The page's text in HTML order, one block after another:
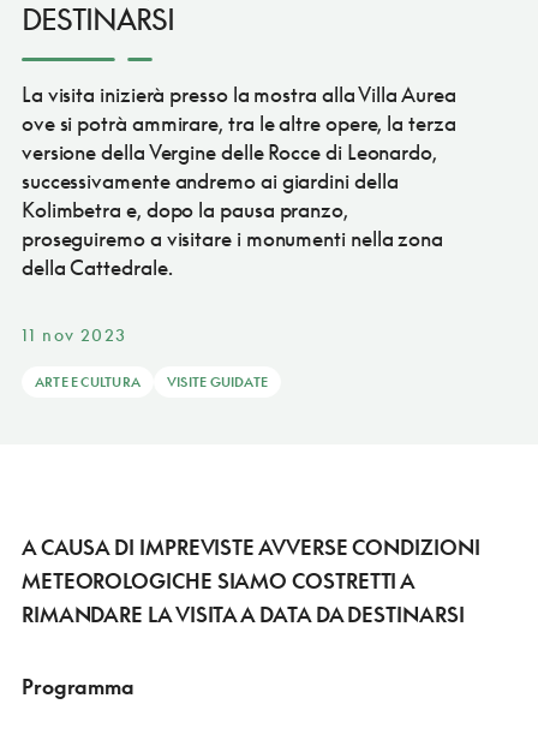
DESTINARSI
La visita inizierà presso la mostra alla Villa Aurea
ove si potrà ammirare, tra le altre opere, la terza
versione della Vergine delle Rocce di Leonardo,
successivamente andremo ai giardini della
Kolimbetra e, dopo la pausa pranzo,
proseguiremo a visitare i monumenti nella zona
della Cattedrale.
11 nov 2023
ARTE E CULTURA VISITE GUIDATE
A CAUSA DI IMPREVISTE AVVERSE CONDIZIONI
METEOROLOGICHE SIAMO COSTRETTI A
RIMANDARE LA VISITA A DATA DA DESTINARSI
Programma